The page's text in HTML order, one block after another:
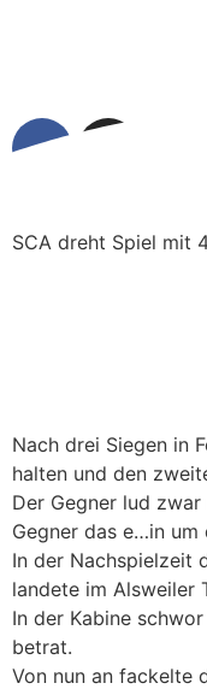
SCA dreht Spiel mit
Nach drei Siegen in
halten und den
Der Gegner lud
Gegner das e…in um
In der Nachspielzeit
landete im Alsweiler
In der Kabine
betrat.
Von nun an fackelte